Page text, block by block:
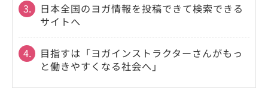
3.
日本全国のヨガ情報を投稿できて検索できる
サイトへ
4.
目指すは「ヨガインストラクターさんがもっ
と働きやすくなる社会へ」